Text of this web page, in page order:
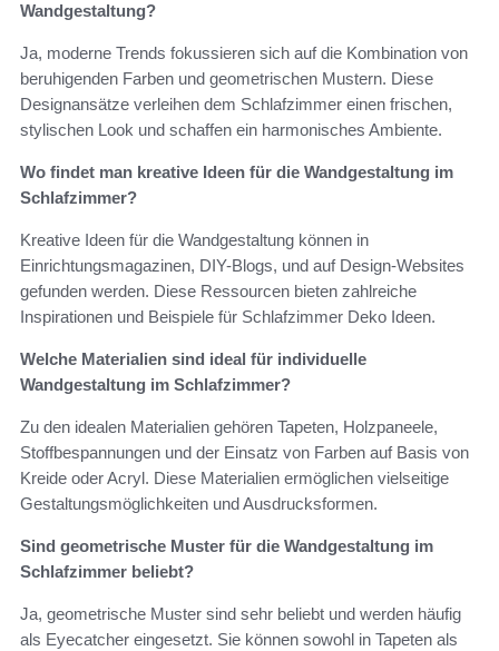
Wandgestaltung?
Ja, moderne Trends fokussieren sich auf die Kombination von
beruhigenden Farben und geometrischen Mustern. Diese
Designansätze verleihen dem Schlafzimmer einen frischen,
stylischen Look und schaffen ein harmonisches Ambiente.
Wo findet man kreative Ideen für die Wandgestaltung im
Schlafzimmer?
Kreative Ideen für die Wandgestaltung können in
Einrichtungsmagazinen, DIY-Blogs, und auf Design-Websites
gefunden werden. Diese Ressourcen bieten zahlreiche
Inspirationen und Beispiele für Schlafzimmer Deko Ideen.
Welche Materialien sind ideal für individuelle
Wandgestaltung im Schlafzimmer?
Zu den idealen Materialien gehören Tapeten, Holzpaneele,
Stoffbespannungen und der Einsatz von Farben auf Basis von
Kreide oder Acryl. Diese Materialien ermöglichen vielseitige
Gestaltungsmöglichkeiten und Ausdrucksformen.
Sind geometrische Muster für die Wandgestaltung im
Schlafzimmer beliebt?
Ja, geometrische Muster sind sehr beliebt und werden häufig
als Eyecatcher eingesetzt. Sie können sowohl in Tapeten als